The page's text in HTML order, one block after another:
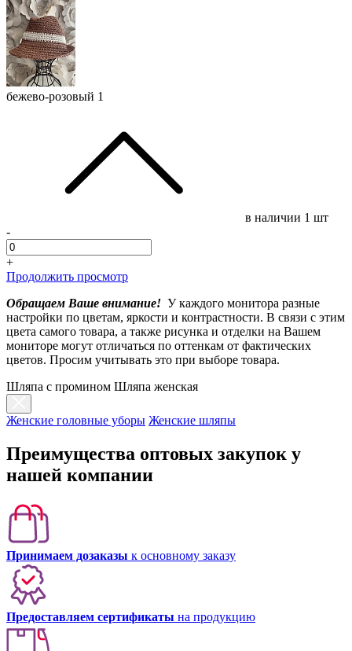
бежево-розовый 1
в наличии 1 шт
-
+
Продолжить просмотр
Обращаем Ваше внимание! У каждого монитора разные
настройки по цветам, яркости и контрастности. В связи с этим
цвета самого товара, а также рисунка и отделки на Вашем
мониторе могут отличаться по оттенкам от фактических
цветов. Просим учитывать это при выборе товара.
Шляпа с промином Шляпа женская
Женские головные уборы Женские шляпы
Преимущества оптовых закупок у
нашей компании
Принимаем дозаказы к основному заказу
Предоставляем сертификаты на продукцию